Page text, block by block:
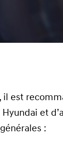
il est
et
: